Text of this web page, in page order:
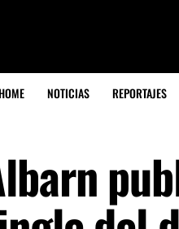
NOTICIAS REPORTAJES